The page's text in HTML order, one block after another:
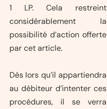
1 LP. Cela restreint
considérablement la
possibilité d’action offerte
par cet article.
Dès lors qu’il appartiendra
au débiteur d’intenter ces
procédures, il se verra